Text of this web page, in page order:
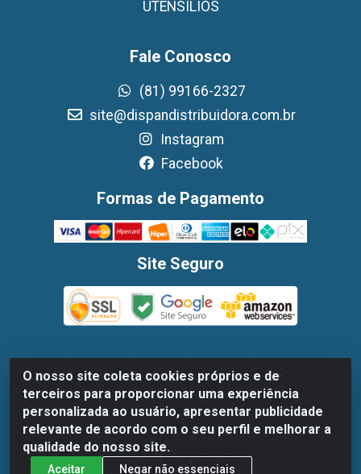
O nosso site coleta cookies próprios e de
terceiros para proporcionar uma experiência
personalizada ao usuário, apresentar publicidade
relevante de acordo com o seu perfil e melhorar a
qualidade do nosso site.
Aceitar Negar não essenciais
UTENSILIOS
Fale Conosco
(81) 99166-2327
site@dispandistribuidora.com.br
Instagram
Facebook
Formas de Pagamento
Site Seguro
Dispan Distribuidora de Alimentos LTDA - Avenida Marechal
Mascarenhas De Moraes, 1048- Imbiribeira, Recife/PE - CEP
51.170-000 - CNPJ 30.779.584/0003-78